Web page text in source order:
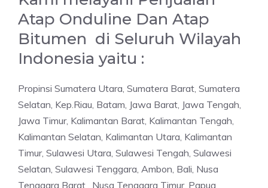
Atap Onduline Dan Atap
Bitumen di Seluruh Wilayah
Indonesia yaitu :
Propinsi Sumatera Utara, Sumatera Barat, Sumatera
Selatan, Kep.Riau, Batam, Jawa Barat, Jawa Tengah,
Jawa Timur, Kalimantan Barat, Kalimantan Tengah,
Kalimantan Selatan, Kalimantan Utara, Kalimantan
Timur, Sulawesi Utara, Sulawesi Tengah, Sulawesi
Selatan, Sulawesi Tenggara, Ambon, Bali, Nusa
Tenggara Barat , Nusa Tenggara Timur, Papua,